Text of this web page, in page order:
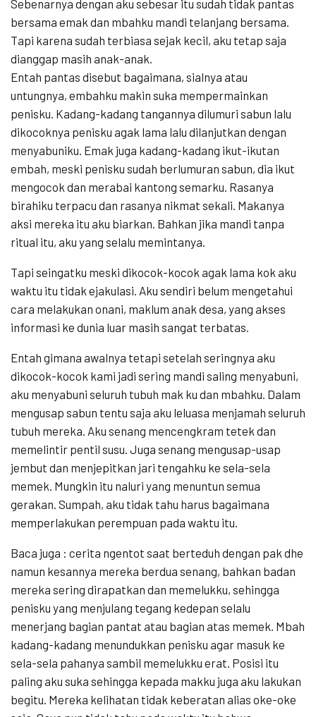
Sebenarnya dengan aku sebesar itu sudah tidak pantas
bersama emak dan mbahku mandi telanjang bersama.
Tapi karena sudah terbiasa sejak kecil, aku tetap saja
dianggap masih anak-anak.
Entah pantas disebut bagaimana, sialnya atau
untungnya, embahku makin suka mempermainkan
penisku. Kadang-kadang tangannya dilumuri sabun lalu
dikocoknya penisku agak lama lalu dilanjutkan dengan
menyabuniku. Emak juga kadang-kadang ikut-ikutan
embah, meski penisku sudah berlumuran sabun, dia ikut
mengocok dan merabai kantong semarku. Rasanya
birahiku terpacu dan rasanya nikmat sekali. Makanya
aksi mereka itu aku biarkan. Bahkan jika mandi tanpa
ritual itu, aku yang selalu memintanya.
Tapi seingatku meski dikocok-kocok agak lama kok aku
waktu itu tidak ejakulasi. Aku sendiri belum mengetahui
cara melakukan onani, maklum anak desa, yang akses
informasi ke dunia luar masih sangat terbatas.
Entah gimana awalnya tetapi setelah seringnya aku
dikocok-kocok kami jadi sering mandi saling menyabuni,
aku menyabuni seluruh tubuh mak ku dan mbahku. Dalam
mengusap sabun tentu saja aku leluasa menjamah seluruh
tubuh mereka. Aku senang mencengkram tetek dan
memelintir pentil susu. Juga senang mengusap-usap
jembut dan menjepitkan jari tengahku ke sela-sela
memek. Mungkin itu naluri yang menuntun semua
gerakan. Sumpah, aku tidak tahu harus bagaimana
memperlakukan perempuan pada waktu itu.
Baca juga : cerita ngentot saat berteduh dengan pak dhe
namun kesannya mereka berdua senang, bahkan badan
mereka sering dirapatkan dan memelukku, sehingga
penisku yang menjulang tegang kedepan selalu
menerjang bagian pantat atau bagian atas memek. Mbah
kadang-kadang menundukkan penisku agar masuk ke
sela-sela pahanya sambil memelukku erat. Posisi itu
paling aku suka sehingga kepada makku juga aku lakukan
begitu. Mereka kelihatan tidak keberatan alias oke-oke